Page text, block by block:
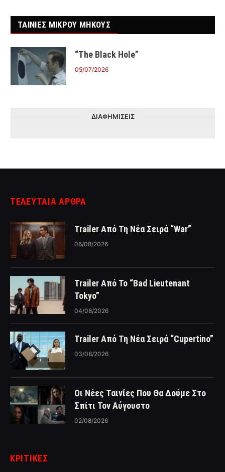
ΤΑΙΝΙΕΣ ΜΙΚΡΟΥ ΜΗΚΟΥΣ
“The Black Hole”
05/07/2026
ΔΙΑΦΗΜΙΣΕΙΣ
ΤΕΛΕΥΤΑΙΑ ΑΡΘΡΑ
Trailer Από Τη Νέα Σειρά “War”
06/08/2026
Trailer Από Το “Bad Lieutenant
Tokyo”
04/08/2026
Trailer Από Τη Νέα Σειρά “Cupertino”
03/08/2026
Οι Νέες Ταινίες Που Θα Δούμε Στο
Σπίτι Τον Αύγουστο
02/08/2026
ΚΡΙΤΙΚΈΣ